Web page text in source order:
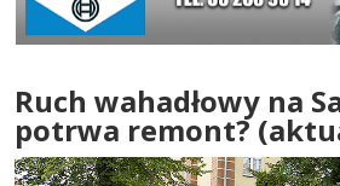
Ruch wahadłowy na
potrwa remont?